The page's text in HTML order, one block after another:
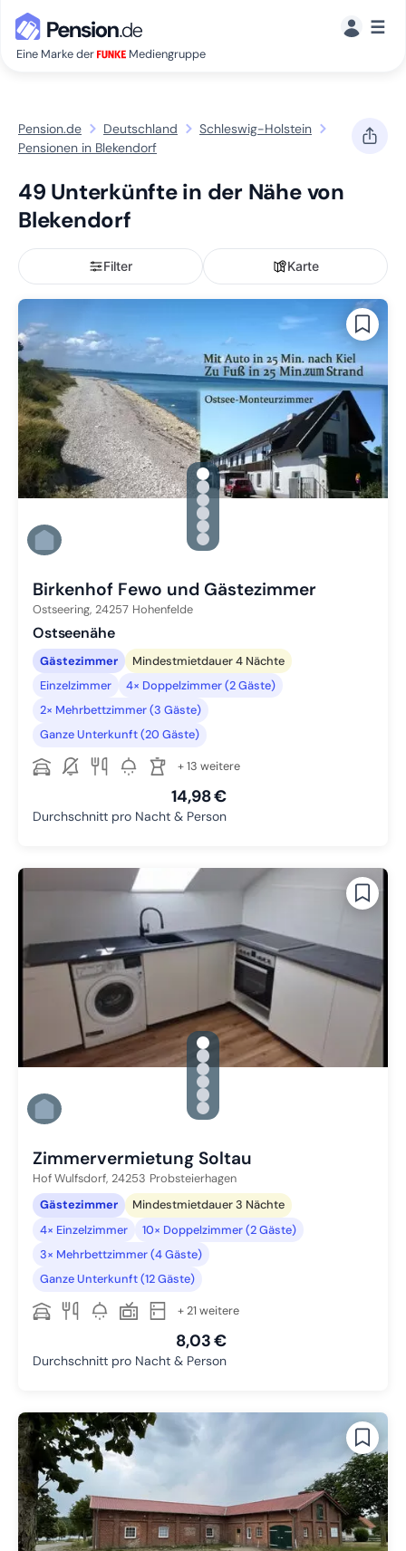
Eine Marke der Mediengruppe
☰
Pension.de Deutschland
Schleswig-Holstein
Pensionen in Blekendorf
49 Unterkünfte in der Nähe von
Blekendorf
Filter Karte
gallery.slide_selector
Zu Slide 1 wechseln
Zu Slide 2 wechseln
Zu Slide 3 wechseln
Zu Slide 4 wechseln
Zu Slide 5 wechseln
Zu Slide 6 wechseln
Birkenhof Fewo und Gästezimmer
Ostseering, 24257 Hohenfelde
Ostseenähe
Gästezimmer
Mindestmietdauer 4 Nächte
Einzelzimmer
4× Doppelzimmer (2 Gäste)
2× Mehrbettzimmer (3 Gäste)
Ganze Unterkunft (20 Gäste)
+ 13 weitere
14,98 €
Durchschnitt pro Nacht & Person
gallery.slide_selector
Zu Slide 1 wechseln
Zu Slide 2 wechseln
Zu Slide 3 wechseln
Zu Slide 4 wechseln
Zu Slide 5 wechseln
Zu Slide 6 wechseln
Zimmervermietung Soltau
Hof Wulfsdorf, 24253 Probsteierhagen
Gästezimmer
Mindestmietdauer 3 Nächte
4× Einzelzimmer
10× Doppelzimmer (2 Gäste)
3× Mehrbettzimmer (4 Gäste)
Ganze Unterkunft (12 Gäste)
+ 21 weitere
8,03 €
Durchschnitt pro Nacht & Person